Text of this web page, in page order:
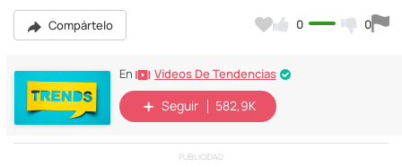
Compártelo 0 0
En Vídeos De Tendencias
Seguir 582,9K
PUBLICIDAD